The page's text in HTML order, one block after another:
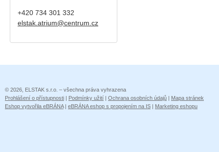
+420 734 301 332
elstak.atrium@centrum.cz
© 2026, ELSTAK s.r.o. – všechna práva vyhrazena
Prohlášení o přístupnosti | Podmínky užití | Ochrana osobních údajů | Mapa stránek
Eshop vytvořila eBRÁNA| eBRÁNA eshop s propojením na IS | Marketing eshopu